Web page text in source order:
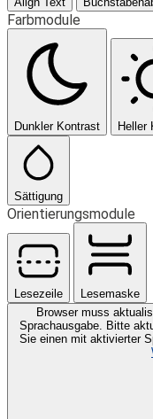
Farbmodule
Dunkler Kontrast Heller
Sättigung
Orientierungsmodule
Lesezeile
Lesemaske
Browser muss
Sprachausgabe. Bitte
Sie einen mit aktivierter